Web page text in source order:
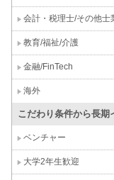
会計・税理士/その他士
教育/福祉/介護
金融/FinTech
海外
こだわり条件から長期
ベンチャー
大学2年生歓迎